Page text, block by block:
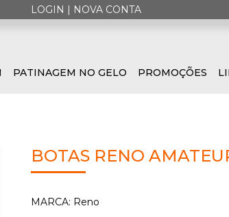
LOGIN | NOVA CONTA
PATINAGEM NO GELO PROMOÇÕES
BOTAS RENO
MARCA: Reno